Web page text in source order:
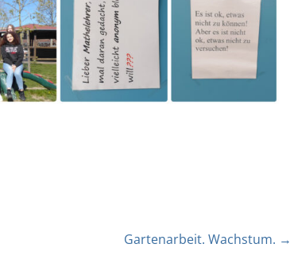
Gartenarbeit. Wachstum. →